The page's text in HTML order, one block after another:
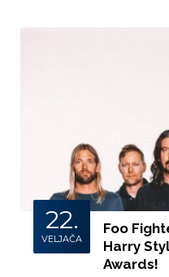
22.
VELJAČA
Foo
Harry
Awards!